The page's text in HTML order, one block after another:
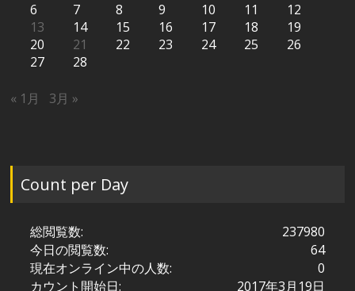
6
7 8 9 10 11
12
13
14 15 16 17 18
19
20
21 22 23 24 25
26
27
28
« 1月 3月 »
Count per Day
237980
総閲覧数:
64
今日の閲覧数:
0
現在オンライン中の人数:
2017年3月19日
カウント開始日: